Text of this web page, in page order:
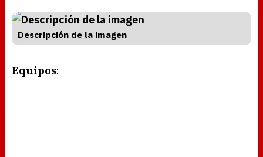
Descripción de la imagen
Equipos: